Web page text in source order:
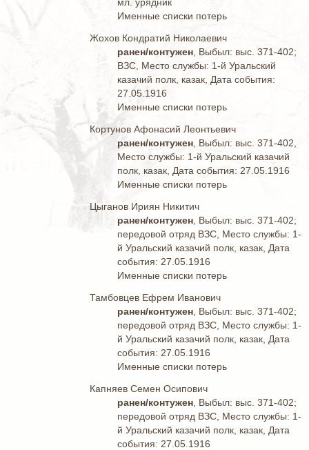
Именные списки потерь
Жохов Кондратий Николаевич
ранен/контужен , Выбыл: выс. 371-402;
ВЗС, Место службы: 1-й Уральский
казачий полк, казак, Дата события:
27.05.1916
Именные списки потерь
Кортунов Афонасий Леонтьевич
ранен/контужен , Выбыл: выс. 371-402,
Место службы: 1-й Уральский казачий
полк, казак, Дата события: 27.05.1916
Именные списки потерь
Цыганов Ириян Никитич
ранен/контужен , Выбыл: выс. 371-402;
передовой отряд ВЗС, Место службы: 1-
й Уральский казачий полк, казак, Дата
события: 27.05.1916
Именные списки потерь
Тамбовцев Ефрем Иванович
ранен/контужен , Выбыл: выс. 371-402;
передовой отряд ВЗС, Место службы: 1-
й Уральский казачий полк, казак, Дата
события: 27.05.1916
Именные списки потерь
Капняев Семен Осипович
ранен/контужен , Выбыл: выс. 371-402;
передовой отряд ВЗС, Место службы: 1-
й Уральский казачий полк, казак, Дата
события: 27.05.1916